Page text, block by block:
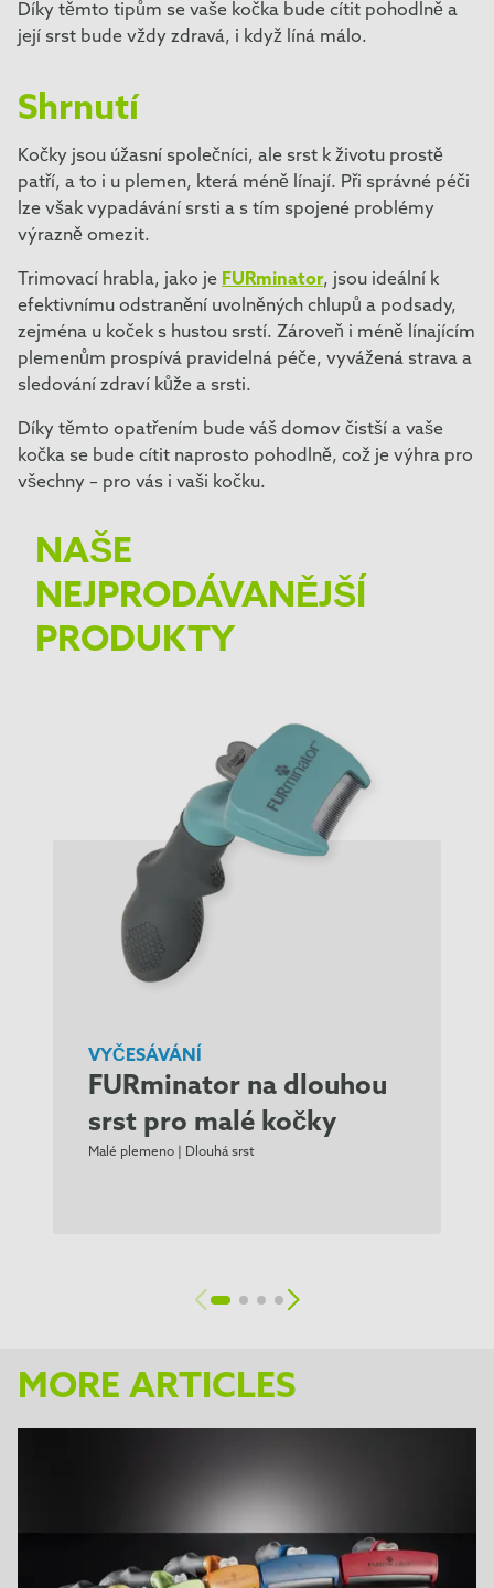
Díky těmto tipům se vaše kočka bude cítit pohodlně a
její srst bude vždy zdravá, i když líná málo.
Shrnutí
Kočky jsou úžasní společníci, ale srst k životu prostě
patří, a to i u plemen, která méně línají. Při správné péči
lze však vypadávání srsti a s tím spojené problémy
výrazně omezit.
Trimovací hrabla, jako je FURminator, jsou ideální k
efektivnímu odstranění uvolněných chlupů a podsady,
zejména u koček s hustou srstí. Zároveň i méně línajícím
plemenům prospívá pravidelná péče, vyvážená strava a
sledování zdraví kůže a srsti.
Díky těmto opatřením bude váš domov čistší a vaše
kočka se bude cítit naprosto pohodlně, což je výhra pro
všechny – pro vás i vaši kočku.
NAŠE
NEJPRODÁVANĚJŠÍ
PRODUKTY
VYČESÁVÁNÍ
FURminator na dlouhou
srst pro malé kočky
Malé plemeno | Dlouhá srst
MORE ARTICLES